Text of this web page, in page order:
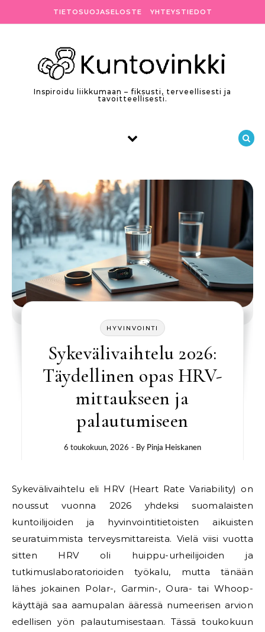
TIETOSUOJASELOSTE YHTEYSTIEDOT
Inspiroidu liikkumaan – fiksusti, terveellisesti ja
tavoitteellisesti.
HYVINVOINTI
Sykevälivaihtelu 2026:
Täydellinen opas HRV-
mittaukseen ja
palautumiseen
6 toukokuun, 2026 - By Pinja Heiskanen
Sykevälivaihtelu eli HRV (Heart Rate Variability) on
noussut vuonna 2026 yhdeksi suomalaisten
kuntoilijoiden ja hyvinvointitietoisten aikuisten
seuratuimmista terveysmittareista. Vielä viisi vuotta
sitten HRV oli huippu-urheilijoiden ja
tutkimuslaboratorioiden työkalu, mutta tänään
lähes jokainen Polar-, Garmin-, Oura- tai Whoop-
käyttäjä saa aamupalan ääressä numeerisen arvion
edellisen yön palautumisestaan. Tässä toukokuun